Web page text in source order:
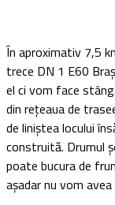
În aproximativ 7,5
trece DN 1 E60
el ci vom face
din reţeaua de
de liniştea locului
construită. Drumul
poate bucura de
aşadar nu vom